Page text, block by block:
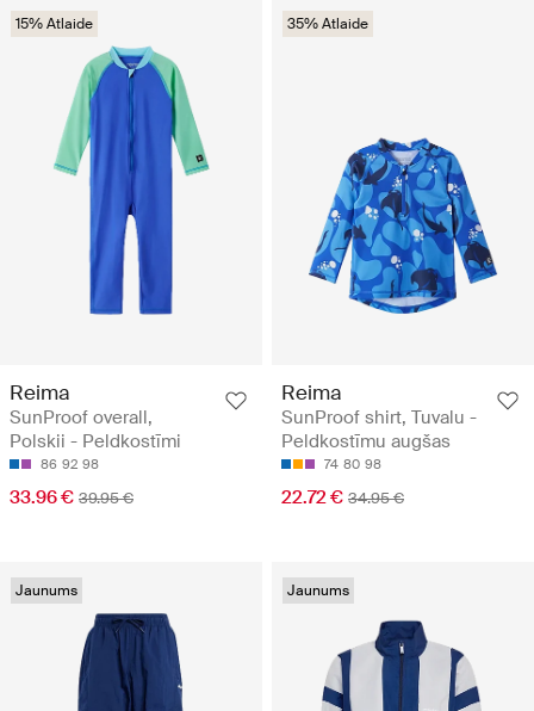
15% Atlaide
Reima
SunProof overall,
Polskii - Peldkostīmi
86 92 98
33.96 € 39.95 €
35% Atlaide
Reima
SunProof shirt, Tuvalu -
Peldkostīmu augšas
74 80 98
22.72 € 34.95 €
Jaunums Jaunums